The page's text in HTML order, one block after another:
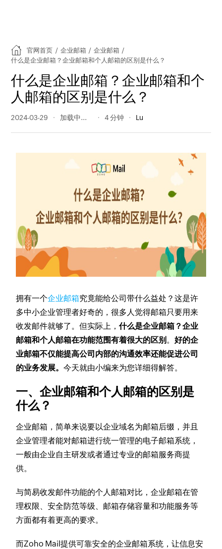
官网首页 / 企业邮箱 / 企业邮箱 /
什么是企业邮箱？企业邮箱和个人邮箱的区别是什么？
什么是企业邮箱？企业邮箱和个
人邮箱的区别是什么？
2024-03-29 751 阅读量 4 分钟 Lu
拥有一个企业邮箱究竟能给公司带什么益处？这是许
多中小企业管理者好奇的，很多人觉得邮箱只要用来
收发邮件就够了。但实际上，什么是企业邮箱？企业
邮箱和个人邮箱在功能范围有着很大的区别 。好的企
业邮箱不仅能提高公司内部的沟通效率还能促进公司
的业务发展。今天就由小编来为您详细得解答。
一、企业邮箱和个人邮箱的区别是
什么？
企业邮箱，简单来说要以企业域名为邮箱后缀，并且
企业管理者能对邮箱进行统一管理的电子邮箱系统，
一般由企业自主研发或者通过专业的邮箱服务商提
供。
与简易收发邮件功能的个人邮箱对比，企业邮箱在管
理权限、安全防范等级、邮箱存储容量和功能服务等
方面都有着更高的要求。
而Zoho Mail提供可靠安全的企业邮箱系统，让信息安